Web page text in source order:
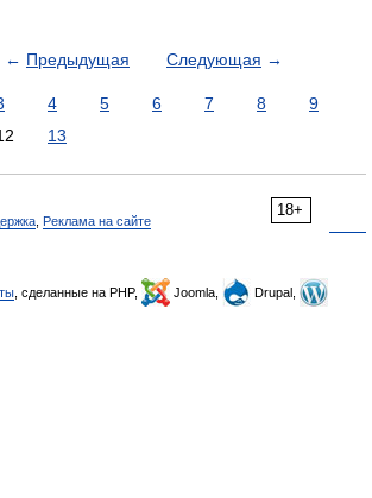
← Предыдущая Следующая →
4 5 6 7 8
9
13
18+
Реклама на сайте
, сделанные на PHP, Joomla,
Drupal,